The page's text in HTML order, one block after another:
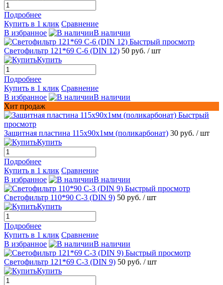
Подробнее
Купить в 1 клик Сравнение
В избранное
В наличии
Быстрый просмотр
Светофильтр 121*69 С-6 (DIN 12) 50 руб. / шт
Купить
Подробнее
Купить в 1 клик Сравнение
В избранное
В наличии
Хит продаж
Быстрый
просмотр
Защитная пластина 115х90х1мм (поликарбонат) 30 руб. / шт
Купить
Подробнее
Купить в 1 клик Сравнение
В избранное
В наличии
Быстрый просмотр
Светофильтр 110*90 С-3 (DIN 9) 50 руб. / шт
Купить
Подробнее
Купить в 1 клик Сравнение
В избранное
В наличии
Быстрый просмотр
Светофильтр 121*69 С-3 (DIN 9) 50 руб. / шт
Купить